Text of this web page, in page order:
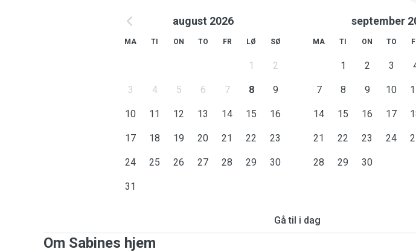
august 2026
MA TI ON TO FR LØ SØ
1 2
3 4 5 6 7 8 9
10 11 12 13 14 15 16
17 18 19 20 21 22 23
24 25 26 27 28 29 30
31
september
MA TI ON TO
1 2 3
7 8 9 10
14 15 16 17
21 22 23 24
28 29 30
Gå til i dag
Om Sabines hjem